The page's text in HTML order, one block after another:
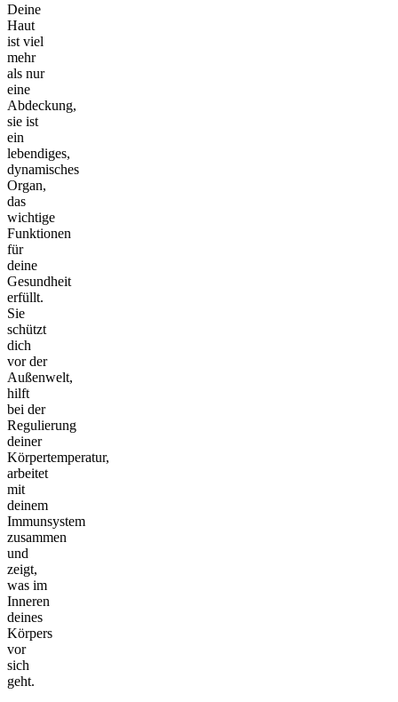
Deine
Haut
ist viel
mehr
als nur
eine
Abdeckung,
sie ist
ein
lebendiges,
dynamisches
Organ,
das
wichtige
Funktionen
für
deine
Gesundheit
erfüllt.
Sie
schützt
dich
vor der
Außenwelt,
hilft
bei der
Regulierung
deiner
Körpertemperatur,
arbeitet
mit
deinem
Immunsystem
zusammen
und
zeigt,
was im
Inneren
deines
Körpers
vor
sich
geht.